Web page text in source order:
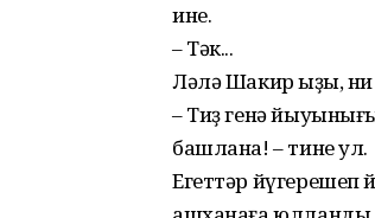
ине.
– Тәк...
Ләлә Шакир ҡыҙы,
– Тиҙ генә
башлана! – тине ул.
Егеттәр